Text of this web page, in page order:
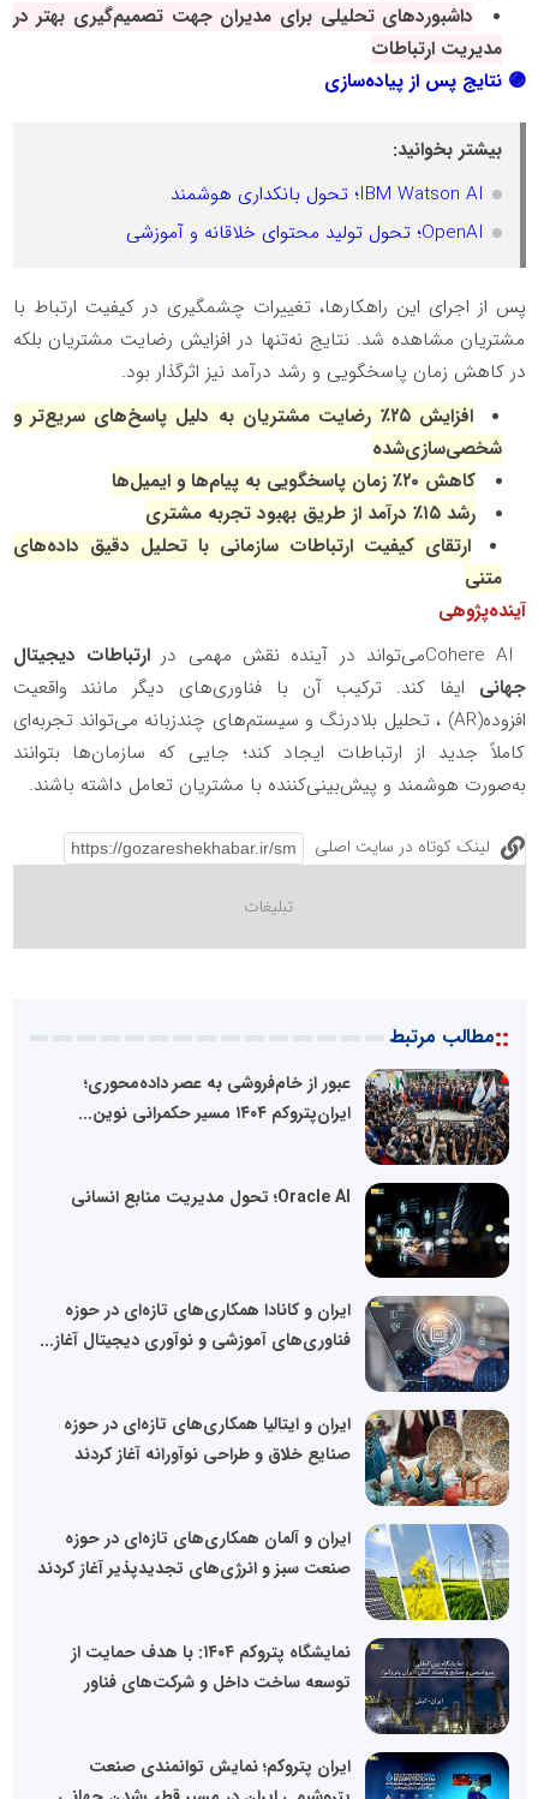
داشبوردهای تحلیلی برای مدیران جهت تصمیم‌گیری بهتر در
مدیریت ارتباطات
🟣 نتایج پس از پیاده‌سازی
بیشتر بخوانید:
IBM Watson AI؛ تحول بانکداری هوشمند
OpenAI؛ تحول تولید محتوای خلاقانه و آموزشی
پس از اجرای این راهکارها، تغییرات چشمگیری در کیفیت ارتباط با
مشتریان مشاهده شد. نتایج نه‌تنها در افزایش رضایت مشتریان بلکه
در کاهش زمان پاسخگویی و رشد درآمد نیز اثرگذار بود.
افزایش ۲۵٪ رضایت مشتریان به دلیل پاسخ‌های سریع‌تر و
شخصی‌سازی‌شده
کاهش ۲۰٪ زمان پاسخگویی به پیام‌ها و ایمیل‌ها
رشد ۱۵٪ درآمد از طریق بهبود تجربه مشتری
ارتقای کیفیت ارتباطات سازمانی با تحلیل دقیق داده‌های
متنی
آینده‌پژوهی
Cohere AIمی‌تواند در آینده نقش مهمی درارتباطات دیجیتال
جهانی ایفا کند. ترکیب آن با فناوری‌های دیگر مانند واقعیت
افزوده(AR) ، تحلیل بلادرنگ و سیستم‌های چندزبانه می‌تواند تجربه‌ای
کاملاً جدید از ارتباطات ایجاد کند؛ جایی که سازمان‌ها بتوانند
به‌صورت هوشمند و پیش‌بینی‌کننده با مشتریان تعامل داشته باشند.
لینک کوتاه در سایت اصلی
::مطالب مرتبط
عبور از خام‌فروشی به عصر داده‌محوری؛
ایران‌پتروکم ۱۴۰۴ مسیر حکمرانی نوین...
Oracle AI؛ تحول مدیریت منابع انسانی
ایران و کانادا همکاری‌های تازه‌ای در حوزه
فناوری‌های آموزشی و نوآوری دیجیتال آغاز...
ایران و ایتالیا همکاری‌های تازه‌ای در حوزه
صنایع خلاق و طراحی نوآورانه آغاز کردند
ایران و آلمان همکاری‌های تازه‌ای در حوزه
صنعت سبز و انرژی‌های تجدیدپذیر آغاز کردند
نمایشگاه پتروکم ۱۴۰۴: با هدف حمایت از
توسعه ساخت داخل و شرکت‌های فناور
ایران پتروکم؛ نمایش توانمندی صنعت